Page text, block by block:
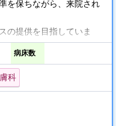
保ちながら、来院され
提供を目指していま
問わず
。
多く、
ております。
病床数
科